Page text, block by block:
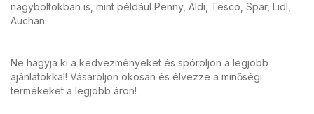
nagyboltokban is, mint például Penny, Aldi, Tesco, Spar, Lidl,
Auchan.
Ne hagyja ki a kedvezményeket és spóroljon a legjobb
ajánlatokkal! Vásároljon okosan és élvezze a minőségi
termékeket a legjobb áron!